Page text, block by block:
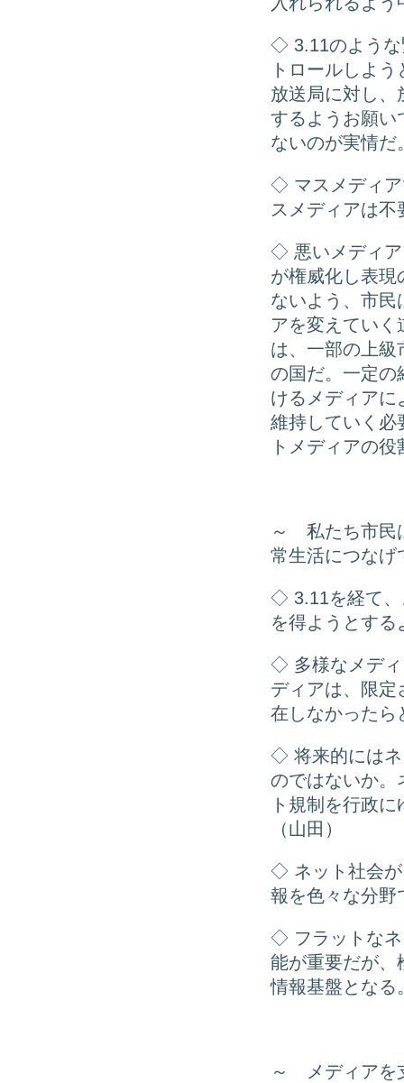
◇ 3.11のような
トロールしよ
放送局に対し、
するようお願い
ないのが実情だ
◇ マスメディア
スメディアは
◇ 悪いメディ
が権威化し表現
ないよう、市民
アを変えてい
は、一部の上級
の国だ。一定の
けるメディアに
維持していく必
トメディアの
～ 私たち市民
常生活につな
◇ 3.11を経て、
を得ようとす
◇ 多様なメディ
ディアは、限定
在しなかったら
◇ 将来的にはネ
のではないか。
ト規制を行政
（山田）
◇ ネット社会が
報を色々な分野
◇ フラットなネ
能が重要だが、
情報基盤となる
～ メディアを